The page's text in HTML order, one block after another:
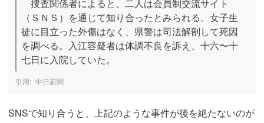
捜査関係者によると、二人は会員制交流サイト
（ＳＮＳ）を通じて知り合ったとみられる。女子生
徒に目立った外傷はなく、県警は司法解剖して死因
を調べる。入江容疑者は体調不良を訴え、十六〜十
七日に入院していた。
中日新聞
SNSで知り合うと、上記のような事件が後を絶たないのが